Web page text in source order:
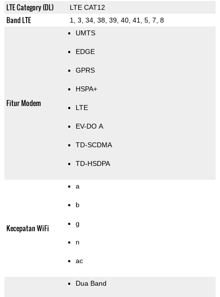
LTE Category (DL) LTE CAT12
Band LTE 1, 3, 34, 38, 39, 40, 41, 5, 7, 8
Fitur Modem
UMTS
EDGE
GPRS
HSPA+
LTE
EV-DO A
TD-SCDMA
TD-HSDPA
Kecepatan WiFi
a
b
g
n
ac
Dua Band